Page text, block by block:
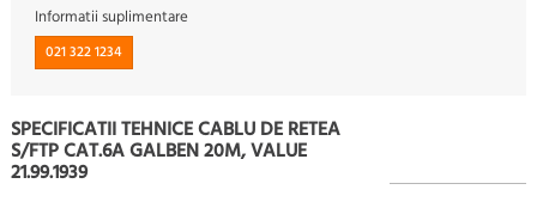
Informatii suplimentare
021 322 1234
SPECIFICATII TEHNICE CABLU DE RETEA
S/FTP CAT.6A GALBEN 20M, VALUE
21.99.1939